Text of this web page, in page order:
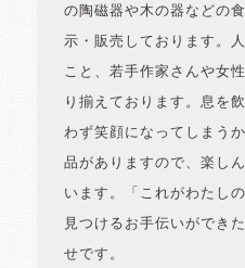
の陶磁器や木の器などの
示・販売しております。
こと、若手作家さんや女
り揃えております。息を
わず笑顔になってしまう
品がありますので、楽し
います。「これがわたし
見つけるお手伝いができ
せです。